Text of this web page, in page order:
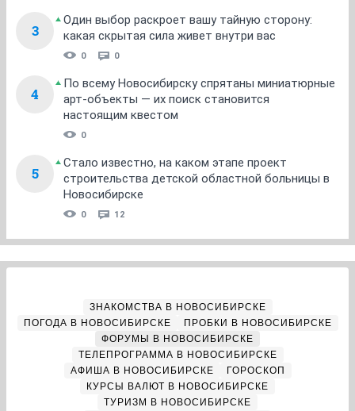
3
Один выбор раскроет вашу тайную сторону:
какая скрытая сила живет внутри вас
0 0
4
По всему Новосибирску спрятаны миниатюрные
арт-объекты — их поиск становится
настоящим квестом
0
5
Стало известно, на каком этапе проект
строительства детской областной больницы в
Новосибирске
0 12
ЗНАКОМСТВА В НОВОСИБИРСКЕ
ПОГОДА В НОВОСИБИРСКЕ
ПРОБКИ В НОВОСИБИРСКЕ
ФОРУМЫ В НОВОСИБИРСКЕ
ТЕЛЕПРОГРАММА В НОВОСИБИРСКЕ
АФИША В НОВОСИБИРСКЕ
ГОРОСКОП
КУРСЫ ВАЛЮТ В НОВОСИБИРСКЕ
ТУРИЗМ В НОВОСИБИРСКЕ